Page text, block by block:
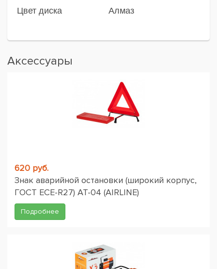
Цвет диска Алмаз
Аксессуары
620 руб.
Знак аварийной остановки (широкий корпус,
ГОСТ ЕСЕ-R27) AT-04 (AIRLINE)
Подробнее